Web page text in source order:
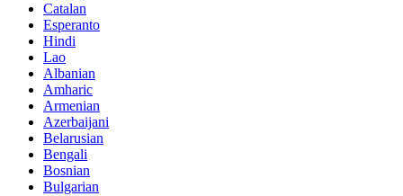
Catalan
Esperanto
Hindi
Lao
Albanian
Amharic
Armenian
Azerbaijani
Belarusian
Bengali
Bosnian
Bulgarian